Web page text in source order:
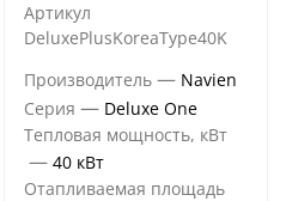
Артикул
DeluxePlusKoreaType40K
Производитель — Navien
Серия — Deluxe One
Тепловая мощность, кВт
— 40 кВт
Отапливаемая площадь